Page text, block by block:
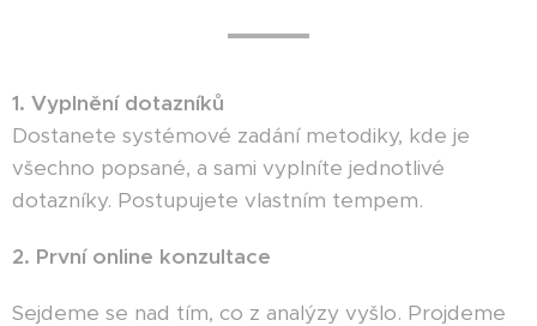
1. Vyplnění dotazníků
Dostanete systémové zadání metodiky, kde je
všechno popsané, a sami vyplníte jednotlivé
dotazníky. Postupujete vlastním tempem.
2. První online konzultace
Sejdeme se nad tím, co z analýzy vyšlo. Projdeme